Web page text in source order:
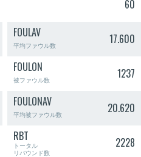
60
FOULAV
平均ファウル数
17.600
FOULON
被ファウル数
1237
FOULONAV
平均被ファウル数
20.620
RBT
トータル
リバウンド数
2228